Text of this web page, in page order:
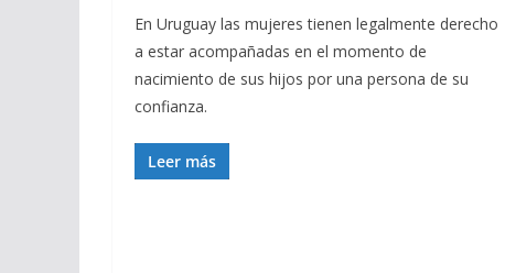
En Uruguay las mujeres tienen legalmente derecho
a estar acompañadas en el momento de
nacimiento de sus hijos por una persona de su
confianza.
Leer más